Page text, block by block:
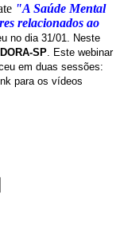
"A Saúde Mental
relacionados ao
no dia 31/01. Neste
SP . Este webinar
em duas sessões:
para os vídeos